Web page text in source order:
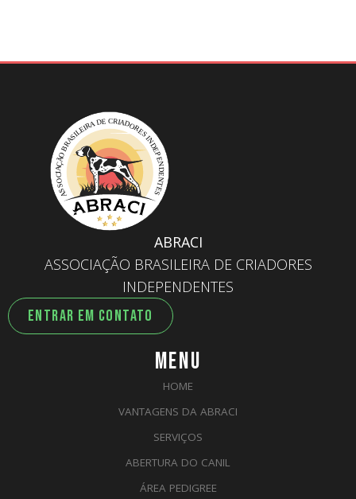
ABRACI
ASSOCIAÇÃO BRASILEIRA DE CRIADORES
INDEPENDENTES
ENTRAR EM CONTATO
MENU
HOME
VANTAGENS DA ABRACI
SERVIÇOS
ABERTURA DO CANIL
ÁREA PEDIGREE